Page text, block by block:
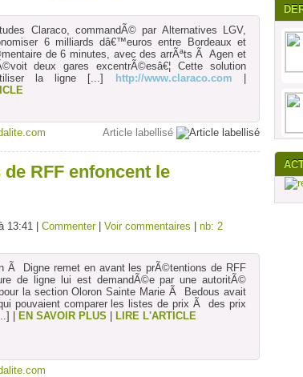
Claraco, commandÃ© par Alternatives LGV,
6 milliards dâ€™euros entre Bordeaux et
de 6 minutes, avec des arrÃªts Ã Agen et
deux gares excentrÃ©esâ€¦ Cette solution
la ligne [...] http://www.claraco.com
Article labellisé
RFF enfoncent le
13:41 | Commenter| Voir commentaires nb: 2
Ã Digne remet en avant les prÃ©tentions de RFF
de ligne lui est demandÃ©e par une autoritÃ©
la section Oloron Sainte Marie Ã Bedous avait
pouvaient comparer les listes de prix Ã des prix
EN SAVOIR PLUS LIRE L'ARTICLE